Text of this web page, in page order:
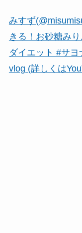
みすず
きる！お砂糖み
ダイエット #サ
vlog (詳しくは